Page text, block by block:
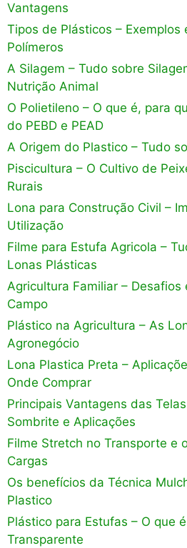
Vantagens
Tipos de Plásticos – Exemplos
Polímeros
A Silagem – Tudo sobre
Nutrição Animal
O Polietileno – O que é, para
do PEBD e PEAD
A Origem do Plastico – Tudo
Piscicultura – O Cultivo de
Rurais
Lona para Construção Civil –
Utilização
Filme para Estufa Agricola –
Lonas Plásticas
Agricultura Familiar –
Campo
Plástico na Agricultura – As
Agronegócio
Lona Plastica Preta –
Onde Comprar
Principais Vantagens das
Sombrite e Aplicações
Filme Stretch no Transporte e
Cargas
Os benefícios da Técnica
Plastico
Plástico para Estufas – O que
Transparente